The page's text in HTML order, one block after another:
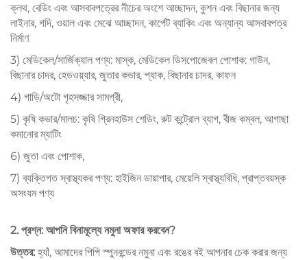
ক্লথ, বেডিং এবং আসবাবপত্রের নীচের অংশে আচ্ছাদন, কুশন এবং বিছানার জন্য
লাইনার, গদি, ওয়াল এবং মেঝে আচ্ছাদন, কার্পেট ব্যাকিং এবং অন্যান্য আসবাবপত্র
নির্মাণ
3) মেডিকেল/সার্জিক্যাল পণ্য: মাস্ক, মেডিকেল ডিসপোজেবল পোশাক: গাউন,
বিছানার চাদর, হেডওয়্যার, জুতার কভার, প্যাক, বিছানার চাদর, কাফন
4) গাড়ি/অটো গৃহসজ্জার সামগ্রী,
5) কৃষি কভার/মালচ: কৃষি গ্রিনহাউস শেডিং, রুট কন্ট্রোল ব্যাগ, বীজ কম্বল, আগাছা
কমানোর ম্যাটিং
6) জুতা এবং পোশাক,
7) ব্যক্তিগত স্বাস্থ্যকর পণ্য: হাইজিন ডায়াপার, মেয়েলি স্বাস্থ্যবিধি, প্রাপ্তবয়স্ক
অসংযম পণ্য
2. প্রশ্ন: আপনি বিনামূল্যে নমুনা অফার করবেন?
উত্তর:হ্যাঁ, আমাদের পিপি স্পুনবন্ডের নমুনা এবং রঙের বই আপনার চেক করার জন্য